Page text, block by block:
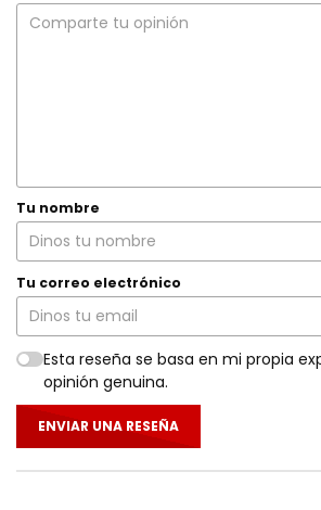
Tu nombre
Tu correo electrónico
Esta reseña se basa en mi propia
opinión genuina.
ENVIAR UNA RESEÑA